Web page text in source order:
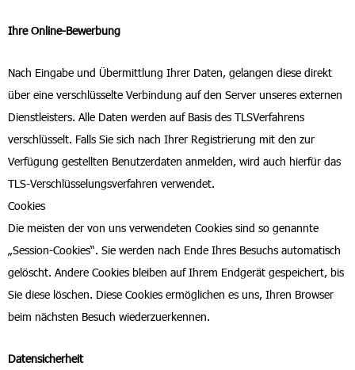
Ihre Online-Bewerbung
Nach Eingabe und Übermittlung Ihrer Daten, gelangen diese direkt
über eine verschlüsselte Verbindung auf den Server unseres externen
Dienstleisters. Alle Daten werden auf Basis des TLSVerfahrens
verschlüsselt. Falls Sie sich nach Ihrer Registrierung mit den zur
Verfügung gestellten Benutzerdaten anmelden, wird auch hierfür das
TLS-Verschlüsselungsverfahren verwendet.
Cookies
Die meisten der von uns verwendeten Cookies sind so genannte
„Session-Cookies“. Sie werden nach Ende Ihres Besuchs automatisch
gelöscht. Andere Cookies bleiben auf Ihrem Endgerät gespeichert, bis
Sie diese löschen. Diese Cookies ermöglichen es uns, Ihren Browser
beim nächsten Besuch wiederzuerkennen.
Datensicherheit